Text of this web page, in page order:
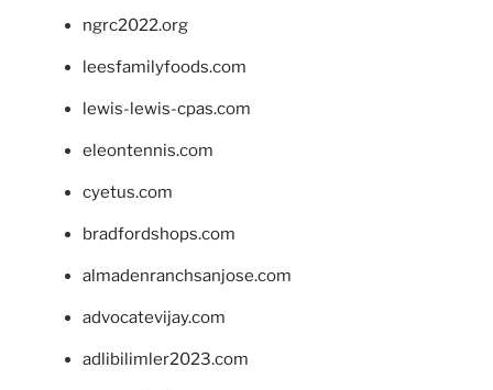
ngrc2022.org
leesfamilyfoods.com
lewis-lewis-cpas.com
eleontennis.com
cyetus.com
bradfordshops.com
almadenranchsanjose.com
advocatevijay.com
adlibilimler2023.com